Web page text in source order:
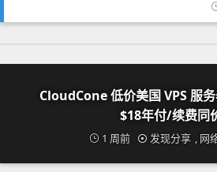
CloudCone 低价美国 VPS 服
$18年付/续费同
1 周前 发现分享 网